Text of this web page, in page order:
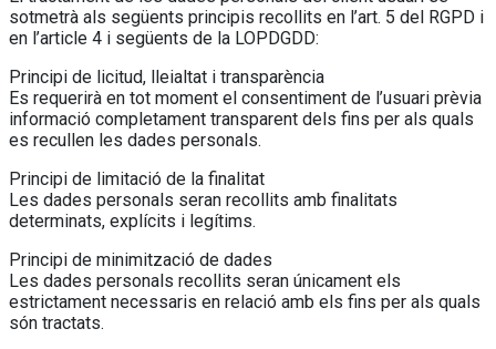
sotmetrà als següents principis recollits en l’art. 5 del RGPD i
en l’article 4 i següents de la LOPDGDD:
Principi de licitud, lleialtat i transparència
Es requerirà en tot moment el consentiment de l’usuari prèvia
informació completament transparent dels fins per als quals
es recullen les dades personals.
Principi de limitació de la finalitat
Les dades personals seran recollits amb finalitats
determinats, explícits i legítims.
Principi de minimització de dades
Les dades personals recollits seran únicament els
estrictament necessaris en relació amb els fins per als quals
són tractats.